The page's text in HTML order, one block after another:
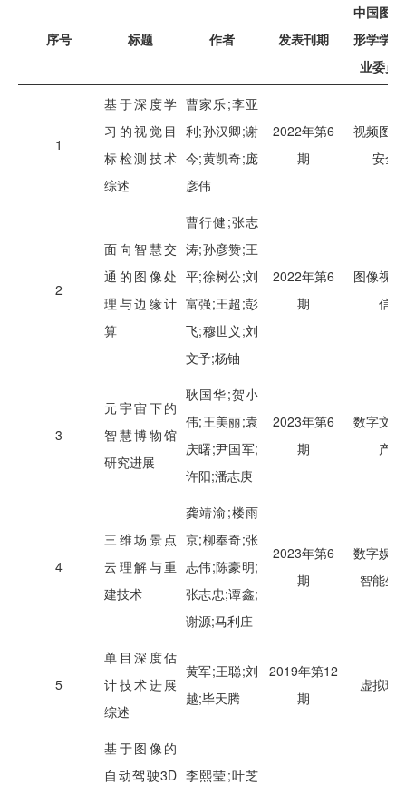
序号 标题 作者 发表刊期
中国图
形学学
业委员
1
基于深度学
习的视觉目
标检测技术
综述
曹家乐;李亚
利;孙汉卿;谢
今;黄凯奇;庞
彦伟
2022年第6
期
视频图
安全
2
面向智慧交
通的图像处
理与边缘计
算
曹行健;张志
涛;孙彦赞;王
平;徐树公;刘
富强;王超;彭
飞;穆世义;刘
文予;杨铀
2022年第6
期
图像视
信
3
元宇宙下的
智慧博物馆
研究进展
耿国华;贺小
伟;王美丽;袁
庆曙;尹国军;
许阳;潘志庚
2023年第6
期
数字文
产
4
三维场景点
云理解与重
建技术
龚靖渝;楼雨
京;柳奉奇;张
志伟;陈豪明;
张志忠;谭鑫;
谢源;马利庄
2023年第6
期
数字娱
智能生
5
单目深度估
计技术进展
综述
黄军;王聪;刘
越;毕天腾
2019年第12
期
虚拟现
基于图像的
自动驾驶3D 李熙莹;叶芝